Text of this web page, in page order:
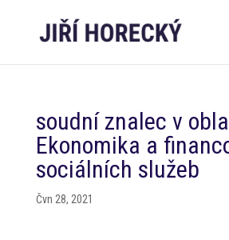
soudní znalec v
Ekonomika a
sociálních služeb
Čvn 28, 2021